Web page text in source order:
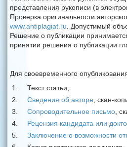
представления рукописи (в
Проверка оригинальности
www.antiplagiat.ru . Допустимый
Решение о публикации
принятии решения о публикации
Для своевременного
Текст статьи;
Сведения об авторе , скан-
Сопроводительное письмо ,
Рецензия кандидата или
Заключение о возможности